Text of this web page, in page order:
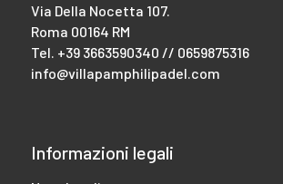
Via Della Nocetta 107.
Roma 00164 RM
Tel. +39 3663590340 // 0659875316
info@villapamphilipadel.com
Informazioni legali